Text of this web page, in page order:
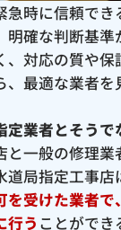
急時に信頼で
明確な判断基
、対応の質や保
、最適な業者を
定業者とそうで
と一般の修理業
局指定工事店
を受けた業者で
行う ことができ